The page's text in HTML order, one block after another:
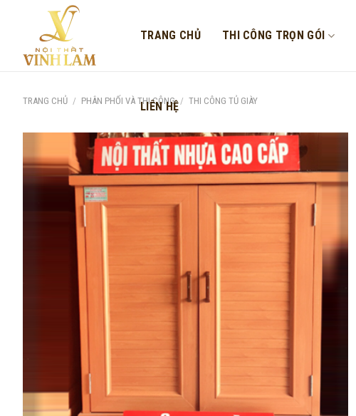
TRANG CHỦ THI CÔNG TRỌN GÓI
LIÊN HỆ
TRANG CHỦ / PHÂN PHỐI VÀ THI CÔNG / THI CÔNG TỦ GIÀY